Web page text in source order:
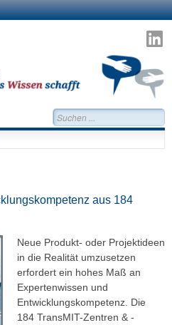
Suchen...
aus 184
Neue Produkt- oder Projektideen
in die Realität umzusetzen
erfordert ein hohes Maß an
Expertenwissen und
Entwicklungskompetenz. Die
184 TransMIT-Zentren & -